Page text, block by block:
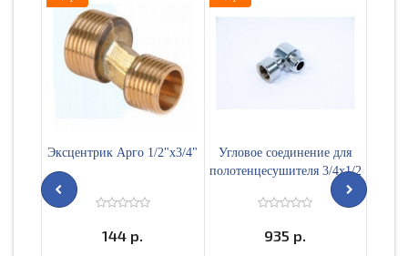
Эксцентрик Арго 1/2"х3/4"
144 р.
Угловое соединение для
полотенцесушителя 3/4х1/2
935 р.